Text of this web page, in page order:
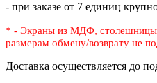
- при заказе от 7 единиц
* - Экраны из МДФ, столешницы
размерам обмену/возврату не
Доставка осуществляется до